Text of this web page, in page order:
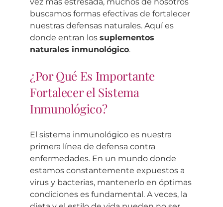
buscamos formas efectivas de fortalecer
nuestras defensas naturales. Aquí es
donde entran los suplementos
naturales inmunológico.
¿Por Qué Es Importante
Fortalecer el Sistema
Inmunológico?
El sistema inmunológico es nuestra
primera línea de defensa contra
enfermedades. En un mundo donde
estamos constantemente expuestos a
virus y bacterias, mantenerlo en óptimas
condiciones es fundamental. A veces, la